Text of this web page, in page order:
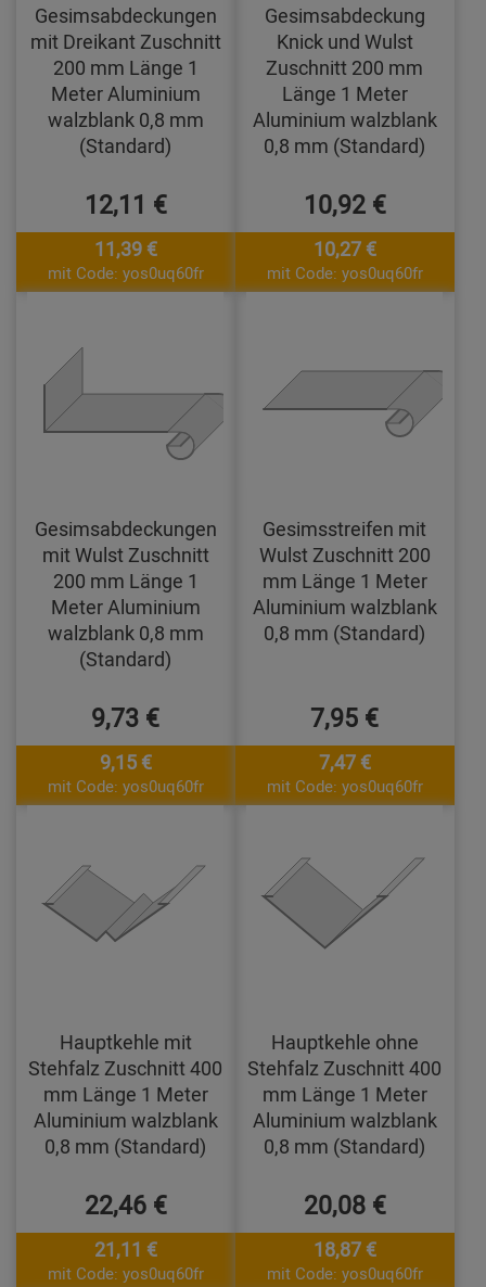
Gesimsabdeckungen
mit Dreikant Zuschnitt
200 mm Länge 1
Meter Aluminium
walzblank 0,8 mm
(Standard)
12,11 €
11,39 €
mit Code: yos0uq60fr
Gesimsabdeckung
Knick und Wulst
Zuschnitt 200 mm
Länge 1 Meter
Aluminium walzblank
0,8 mm (Standard)
10,92 €
10,27 €
mit Code: yos0uq60fr
Gesimsabdeckungen
mit Wulst Zuschnitt
200 mm Länge 1
Meter Aluminium
walzblank 0,8 mm
(Standard)
9,73 €
9,15 €
mit Code: yos0uq60fr
Gesimsstreifen mit
Wulst Zuschnitt 200
mm Länge 1 Meter
Aluminium walzblank
0,8 mm (Standard)
7,95 €
7,47 €
mit Code: yos0uq60fr
Hauptkehle mit
Stehfalz Zuschnitt 400
mm Länge 1 Meter
Aluminium walzblank
0,8 mm (Standard)
22,46 €
21,11 €
mit Code: yos0uq60fr
Hauptkehle ohne
Stehfalz Zuschnitt 400
mm Länge 1 Meter
Aluminium walzblank
0,8 mm (Standard)
20,08 €
18,87 €
mit Code: yos0uq60fr